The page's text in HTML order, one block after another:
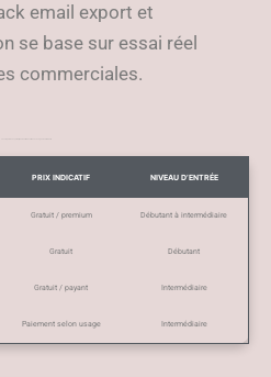
email export et
se base sur essai réel
commerciales.
PRIX INDICATIF NIVEAU D’ENTRÉE
Gratuit / premium Débutant à intermédiaire
Gratuit Débutant
Gratuit / payant Intermédiaire
Paiement selon usage Intermédiaire